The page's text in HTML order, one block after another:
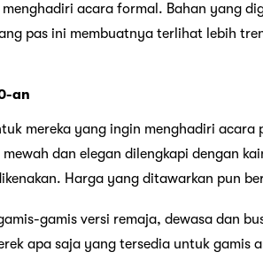
acara formal. Bahan yang
pas ini membuatnya terlihat lebih
an
mereka yang ingin menghadiri acara
dan elegan dilengkapi dengan
Harga yang ditawarkan pun
gamis versi remaja, dewasa dan
apa saja yang tersedia untuk gamis